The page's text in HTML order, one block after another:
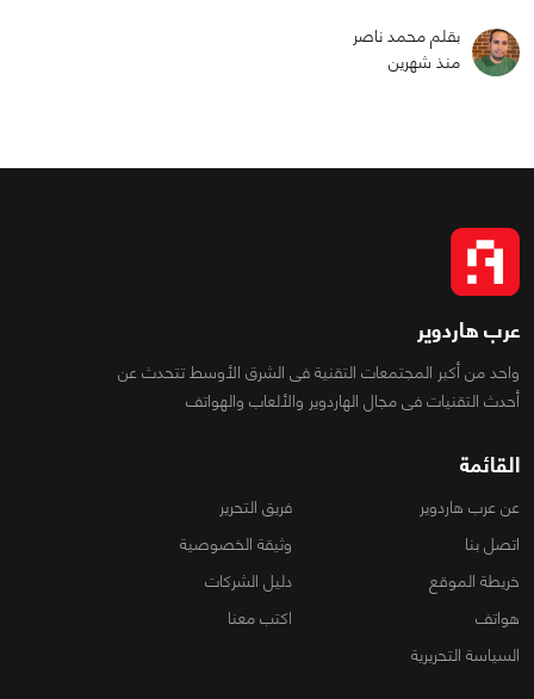
بقلم محمد ناصر
منذ شهرين
عرب هاردوير
واحد من أكبر المجتمعات التقنية فى الشرق الأوسط تتحدث عن
أحدث التقنيات فى مجال الهاردوير والألعاب والهواتف
القائمة
عن عرب هاردوير
فريق التحرير
اتصل بنا
وثيقة الخصوصية
خريطة الموقع
دليل الشركات
هواتف
اكتب معنا
السياسة التحريرية